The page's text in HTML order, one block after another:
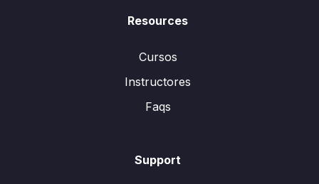
Resources
Cursos
Instructores
Faqs
Support